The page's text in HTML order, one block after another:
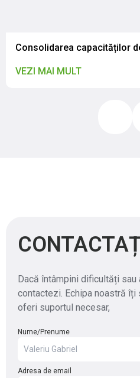
VEZI MAI MULT
Dacă întâmpini dificultăți
contactezi. Echipa noastră
oferi suportul necesar,
Nume/Prenume
Adresa de email